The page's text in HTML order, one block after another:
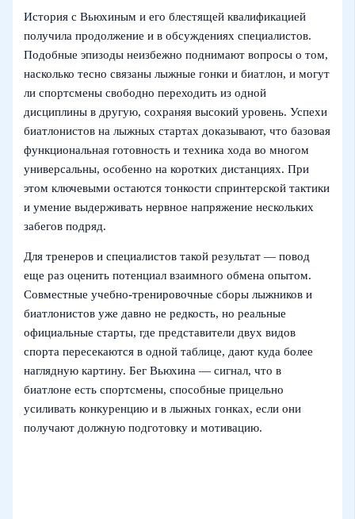
История с Вьюхиным и его блестящей квалификацией
получила продолжение и в обсуждениях специалистов.
Подобные эпизоды неизбежно поднимают вопросы о том,
насколько тесно связаны лыжные гонки и биатлон, и могут
ли спортсмены свободно переходить из одной
дисциплины в другую, сохраняя высокий уровень. Успехи
биатлонистов на лыжных стартах доказывают, что базовая
функциональная готовность и техника хода во многом
универсальны, особенно на коротких дистанциях. При
этом ключевыми остаются тонкости спринтерской тактики
и умение выдерживать нервное напряжение нескольких
забегов подряд.
Для тренеров и специалистов такой результат — повод
еще раз оценить потенциал взаимного обмена опытом.
Совместные учебно-тренировочные сборы лыжников и
биатлонистов уже давно не редкость, но реальные
официальные старты, где представители двух видов
спорта пересекаются в одной таблице, дают куда более
наглядную картину. Бег Вьюхина — сигнал, что в
биатлоне есть спортсмены, способные прицельно
усиливать конкуренцию и в лыжных гонках, если они
получают должную подготовку и мотивацию.